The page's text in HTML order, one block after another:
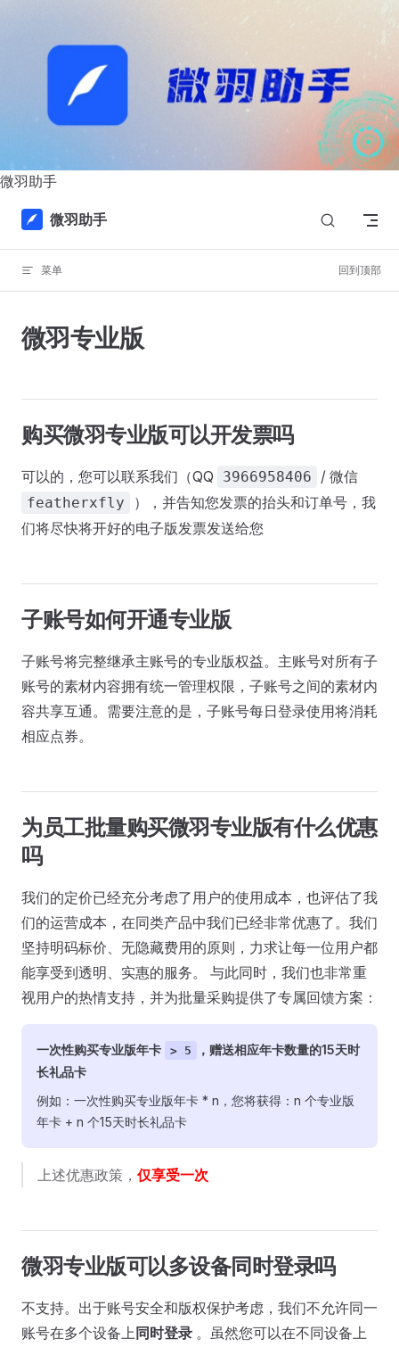
微羽助手
微羽助手
菜单 回到顶部
微羽专业版
购买微羽专业版可以开发票吗
可以的，您可以联系我们（QQ 3966958406 / 微信
featherxfly
），并告知您发票的抬头和订单号，我
们将尽快将开好的电子版发票发送给您
子账号如何开通专业版
子账号将完整继承主账号的专业版权益。主账号对所有子
账号的素材内容拥有统一管理权限，子账号之间的素材内
容共享互通。需要注意的是，子账号每日登录使用将消耗
相应点券。
为员工批量购买微羽专业版有什么优惠
吗
我们的定价已经充分考虑了用户的使用成本，也评估了我
们的运营成本，在同类产品中我们已经非常优惠了。我们
坚持明码标价、无隐藏费用的原则，力求让每一位用户都
能享受到透明、实惠的服务。 与此同时，我们也非常重
视用户的热情支持，并为批量采购提供了专属回馈方案：
一次性购买专业版年卡 > 5
，赠送相应年卡数量的15天时
长礼品卡
例如：一次性购买专业版年卡 * n，您将获得：n 个专业版
年卡 + n 个15天时长礼品卡
上述优惠政策， 仅享受一次
微羽专业版可以多设备同时登录吗
不支持。出于账号安全和版权保护考虑，我们不允许同一
账号在多个设备上同时登录 。虽然您可以在不同设备上